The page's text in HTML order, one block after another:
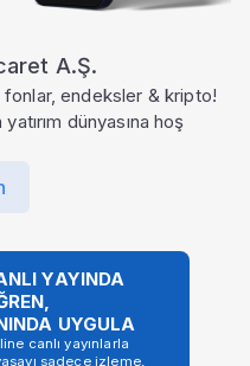
A.Ş.
fonlar, endeksler & kripto!
dünyasına hoş
YAYINDA
UYGULA
canlı yayınlarla
sadece izleme,